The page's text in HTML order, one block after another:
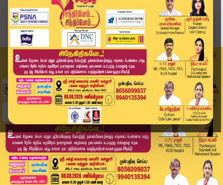
Home
தமிழ்நாடு
கோவை ரயில் நிலையத்தில் 62 கிலோ கஞ்சா பறிமுதல்.....